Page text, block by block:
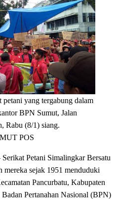
yang tergabung dalam
BPN Sumut, Jalan
Rabu (8/1) siang.
POS
Serikat Petani Simalingkar Bersatu
mereka sejak 1951 menduduki
Pancurbatu, Kabupaten
Pertanahan Nasional (BPN)